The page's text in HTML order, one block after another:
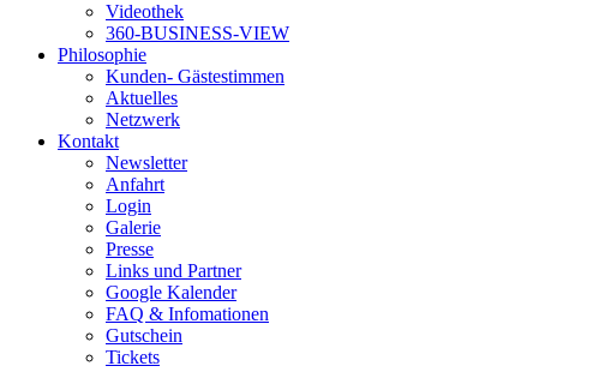
Videothek
360-BUSINESS-VIEW
Philosophie
Kunden- Gästestimmen
Aktuelles
Netzwerk
Kontakt
Newsletter
Anfahrt
Login
Galerie
Presse
Links und Partner
Google Kalender
FAQ & Infomationen
Gutschein
Tickets